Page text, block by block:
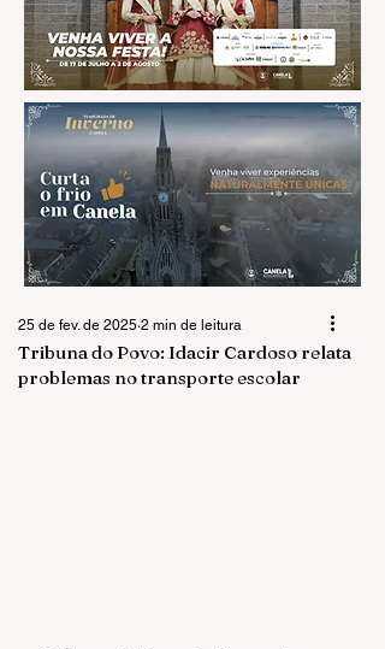
Tribuna do Povo: Idacir Cardoso relata
problemas no transporte escolar
25 de fev. de 2025 2 min de leitura